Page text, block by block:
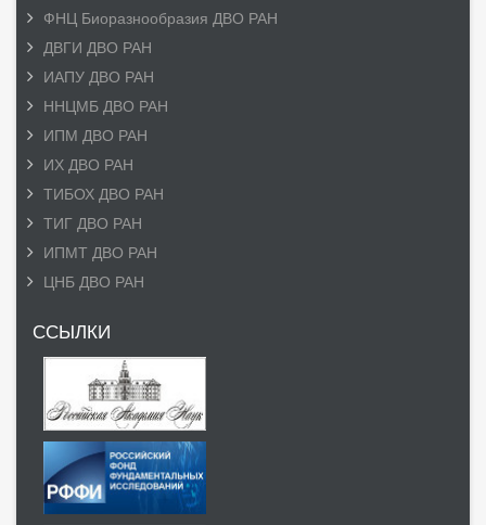
ФНЦ Биоразнообразия ДВО РАН
ДВГИ ДВО РАН
ИАПУ ДВО РАН
ННЦМБ ДВО РАН
ИПМ ДВО РАН
ИХ ДВО РАН
ТИБОХ ДВО РАН
ТИГ ДВО РАН
ИПМТ ДВО РАН
ЦНБ ДВО РАН
ССЫЛКИ